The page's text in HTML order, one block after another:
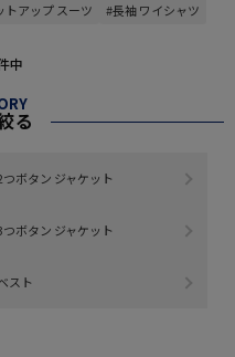
トアップ スーツ
#長袖 ワイシャツ
中
る
つボタン ジャケット
つボタン ジャケット
スト